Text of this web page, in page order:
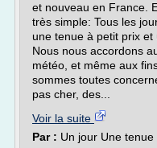
et nouveau en France.
très simple: Tous les
une tenue à petit prix et
Nous nous accordons
météo, et même aux
sommes toutes
pas cher, des...
Voir la suite
Par : Un jour Une tenue